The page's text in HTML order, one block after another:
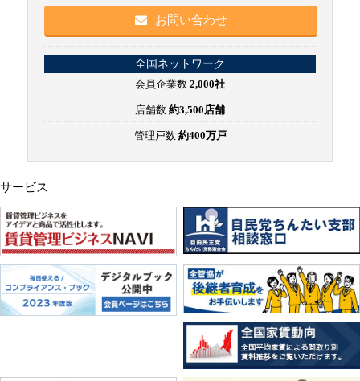
お問い合わせ
全国ネットワーク
会員企業数 2,000社
店舗数 約3,500店舗
管理戸数 約400万戸
サービス